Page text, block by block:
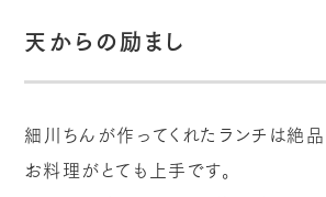
天からの励まし
細川ちんが作ってくれたランチは絶
お料理がとても上手です。